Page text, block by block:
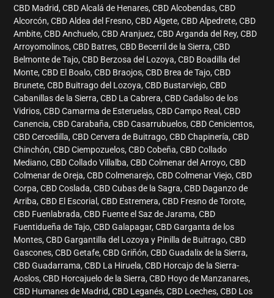
CBD Madrid, CBD Alcalá de Henares, CBD Alcobendas, CBD
Alcorcón, CBD Aldea del Fresno, CBD Algete, CBD Alpedrete, CBD
Ambite, CBD Anchuelo, CBD Aranjuez, CBD Arganda del Rey, CBD
Arroyomolinos, CBD Batres, CBD Becerril de la Sierra, CBD
Belmonte de Tajo, CBD Berzosa del Lozoya, CBD Boadilla del
Monte, CBD El Boalo, CBD Braojos, CBD Brea de Tajo, CBD
Brunete, CBD Buitrago del Lozoya, CBD Bustarviejo, CBD
Cabanillas de la Sierra, CBD La Cabrera, CBD Cadalso de los
Vidrios, CBD Camarma de Esteruelas, CBD Campo Real, CBD
Canencia, CBD Carabaña, CBD Casarrubuelos, CBD Cenicientos,
CBD Cercedilla, CBD Cervera de Buitrago, CBD Chapinería, CBD
Chinchón, CBD Ciempozuelos, CBD Cobeña, CBD Collado
Mediano, CBD Collado Villalba, CBD Colmenar del Arroyo, CBD
Colmenar de Oreja, CBD Colmenarejo, CBD Colmenar Viejo, CBD
Corpa, CBD Coslada, CBD Cubas de la Sagra, CBD Daganzo de
Arriba, CBD El Escorial, CBD Estremera, CBD Fresno de Torote,
CBD Fuenlabrada, CBD Fuente el Saz de Jarama, CBD
Fuentidueña de Tajo, CBD Galapagar, CBD Garganta de los
Montes, CBD Gargantilla del Lozoya y Pinilla de Buitrago, CBD
Gascones, CBD Getafe, CBD Griñón, CBD Guadalix de la Sierra,
CBD Guadarrama, CBD La Hiruela, CBD Horcajo de la Sierra-
Aoslos, CBD Horcajuelo de la Sierra, CBD Hoyo de Manzanares,
CBD Humanes de Madrid, CBD Leganés, CBD Loeches, CBD Los